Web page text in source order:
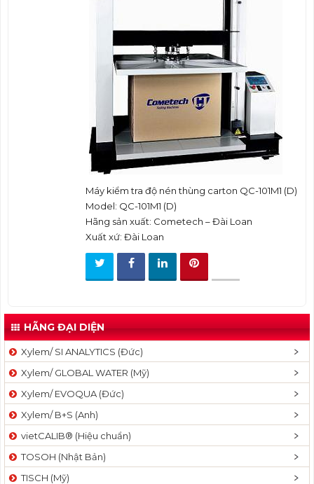
Máy kiểm tra độ nén thùng carton QC-101M1 (D)
Model: QC-101M1 (D)
Hãng sản xuất: Cometech – Đài Loan
Xuất xứ: Đài Loan
HÃNG ĐẠI DIỆN
Xylem/ SI ANALYTICS (Đức)
Xylem/ GLOBAL WATER (Mỹ)
Xylem/ EVOQUA (Đức)
Xylem/ B+S (Anh)
vietCALIB® (Hiệu chuẩn)
TOSOH (Nhật Bản)
TISCH (Mỹ)